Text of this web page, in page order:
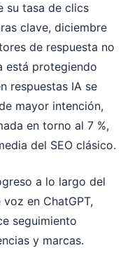
su tasa de clics
clave, diciembre
de respuesta no
está protegiendo
respuestas IA se
mayor intención,
en torno al 7 %,
del SEO clásico.
a lo largo del
en ChatGPT,
seguimiento
y marcas.